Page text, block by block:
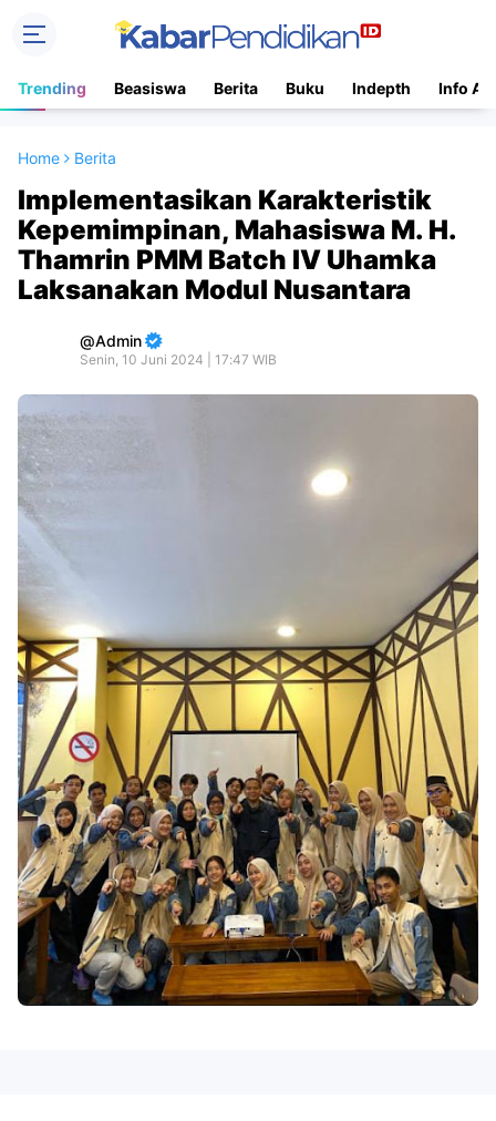
Trending Beasiswa Berita Buku Indepth Info
Home Berita
Implementasikan Karakteristik
Kepemimpinan, Mahasiswa M. H.
Thamrin PMM Batch IV Uhamka
Laksanakan Modul Nusantara
Admin
Senin, 10 Juni 2024 | 17:47 WIB